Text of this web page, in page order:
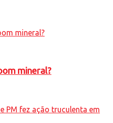
mineral?